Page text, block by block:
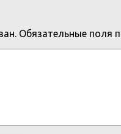
Обязательные поля